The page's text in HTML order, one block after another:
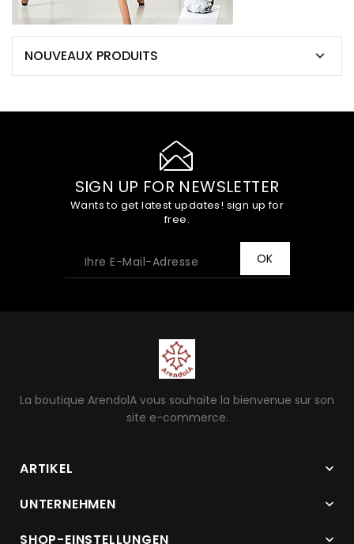
NOUVEAUX PRODUITS 
SIGN UP FOR NEWSLETTER
Wants to get latest updates! sign up for
free.
La boutique ArendolA vous souhaite la bienvenue sur son
site e-commerce.
ARTIKEL 
UNTERNEHMEN 
SHOP-EINSTELLUNGEN 